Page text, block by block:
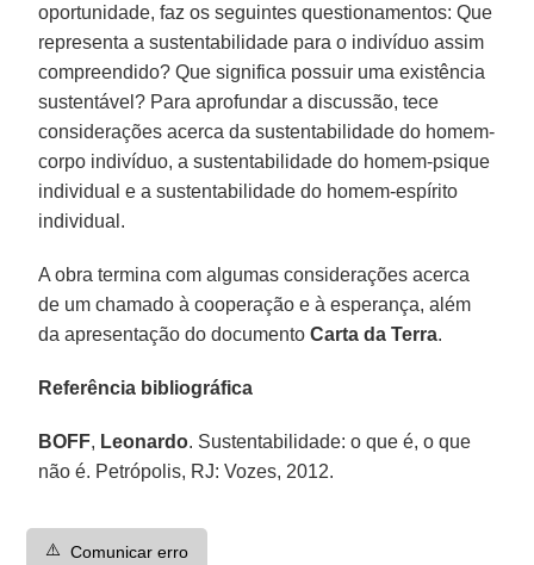
oportunidade, faz os seguintes questionamentos: Que
representa a sustentabilidade para o indivíduo assim
compreendido? Que significa possuir uma existência
sustentável? Para aprofundar a discussão, tece
considerações acerca da sustentabilidade do homem-
corpo indivíduo, a sustentabilidade do homem-psique
individual e a sustentabilidade do homem-espírito
individual.
A obra termina com algumas considerações acerca
de um chamado à cooperação e à esperança, além
da apresentação do documentoCarta da Terra.
Referência bibliográfica
BOFF, Leonardo. Sustentabilidade: o que é, o que
não é. Petrópolis, RJ: Vozes, 2012.
⚠️ Comunicar erro